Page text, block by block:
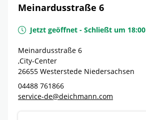
Meinardusstraße 6
Jetzt geöffnet - Schließt um 18:00
Meinardusstraße 6
,City-Center
26655 Westerstede Niedersachsen
04488 761866
service-de@deichmann.com